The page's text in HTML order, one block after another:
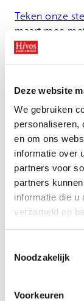
Deze website
We gebruiken
personaliseren,
en om ons
informatie over
partners voor
partners
informatie die u
verzameld op
Noodzakelijk
Voorkeuren
Teken onze
maart mee
Samen
Bekijk
Geen